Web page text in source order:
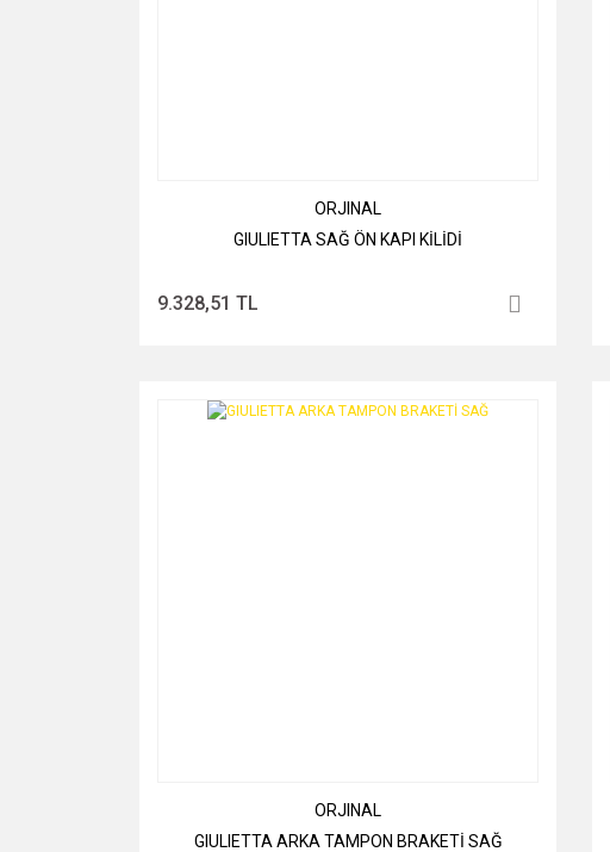
ORJINAL
GIULIETTA SAĞ ÖN KAPI KİLİDİ
9.328,51 TL
ORJINAL
GIULIETTA ARKA TAMPON BRAKETİ SAĞ